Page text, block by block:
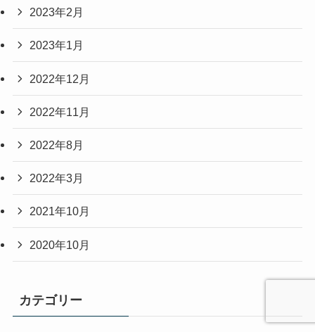
2023年2月
2023年1月
2022年12月
2022年11月
2022年8月
2022年3月
2021年10月
2020年10月
カテゴリー